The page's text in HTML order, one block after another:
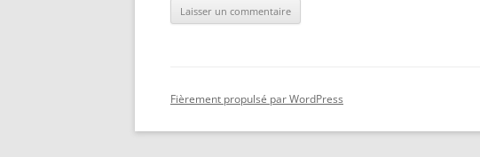
Fièrement propulsé par WordPress